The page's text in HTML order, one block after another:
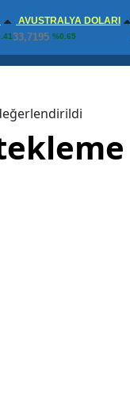
AVUSTRALYA DOLARI
33,7195 %0.65